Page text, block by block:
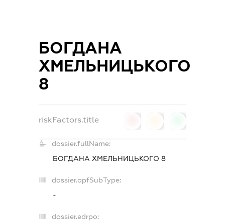
БОГДАНА
ХМЕЛЬНИЦЬКОГО
8
riskFactors.title
dossier.fullName:
БОГДАНА ХМЕЛЬНИЦЬКОГО 8
dossier.opfSubType:
-
dossier.edrpo: